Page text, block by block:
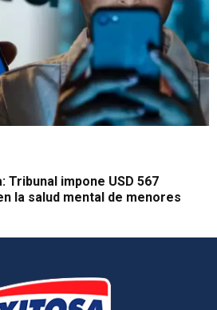
Tribunal impone USD 567
la salud mental de menores